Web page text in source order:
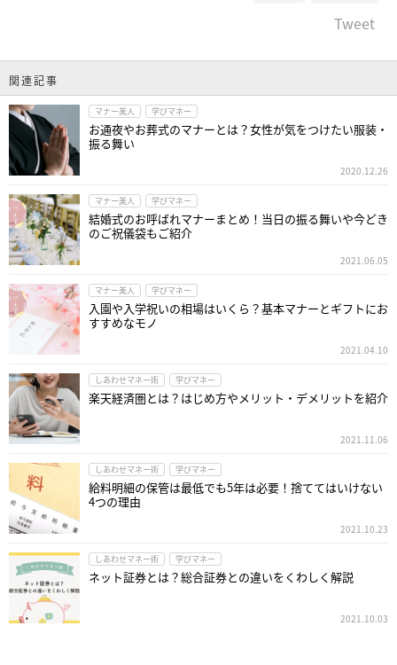
Tweet
関連記事
マナー美人 学びマネー
お通夜やお葬式のマナーとは？女性が気をつけたい服装・
振る舞い
2020.12.26
マナー美人 学びマネー
結婚式のお呼ばれマナーまとめ！当日の振る舞いや今どき
のご祝儀袋もご紹介
2021.06.05
マナー美人 学びマネー
入園や入学祝いの相場はいくら？基本マナーとギフトにお
すすめなモノ
2021.04.10
しあわせマネー術 学びマネー
楽天経済圏とは？はじめ方やメリット・デメリットを紹介
2021.11.06
しあわせマネー術 学びマネー
給料明細の保管は最低でも5年は必要！捨ててはいけない
4つの理由
2021.10.23
しあわせマネー術 学びマネー
ネット証券とは？総合証券との違いをくわしく解説
2021.10.03